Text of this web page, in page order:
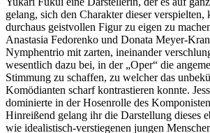
gelang, sich den Charakter dieser verspielten,
durchaus geistvollen Figur zu eigen zu
Anastasia Fedorenko und Donata Meyer-
Nymphentrio mit zarten, ineinander
wesentlich dazu bei, in der „Oper“ die
Stimmung zu schaffen, zu welcher das
Komödianten scharf kontrastieren konnte.
dominierte in der Hosenrolle des
Hinreißend gelang ihr die Darstellung dieses
wie idealistisch-verstiegenen jungen